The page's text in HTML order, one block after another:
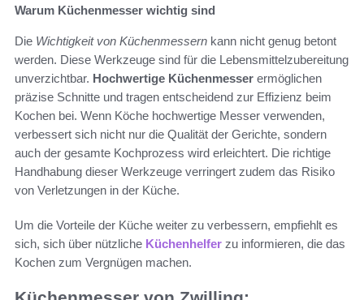
Warum Küchenmesser wichtig sind
Die Wichtigkeit von Küchenmessern kann nicht genug betont
werden. Diese Werkzeuge sind für die Lebensmittelzubereitung
unverzichtbar. Hochwertige Küchenmesser ermöglichen
präzise Schnitte und tragen entscheidend zur Effizienz beim
Kochen bei. Wenn Köche hochwertige Messer verwenden,
verbessert sich nicht nur die Qualität der Gerichte, sondern
auch der gesamte Kochprozess wird erleichtert. Die richtige
Handhabung dieser Werkzeuge verringert zudem das Risiko
von Verletzungen in der Küche.
Um die Vorteile der Küche weiter zu verbessern, empfiehlt es
sich, sich über nützliche Küchenhelfer zu informieren, die das
Kochen zum Vergnügen machen.